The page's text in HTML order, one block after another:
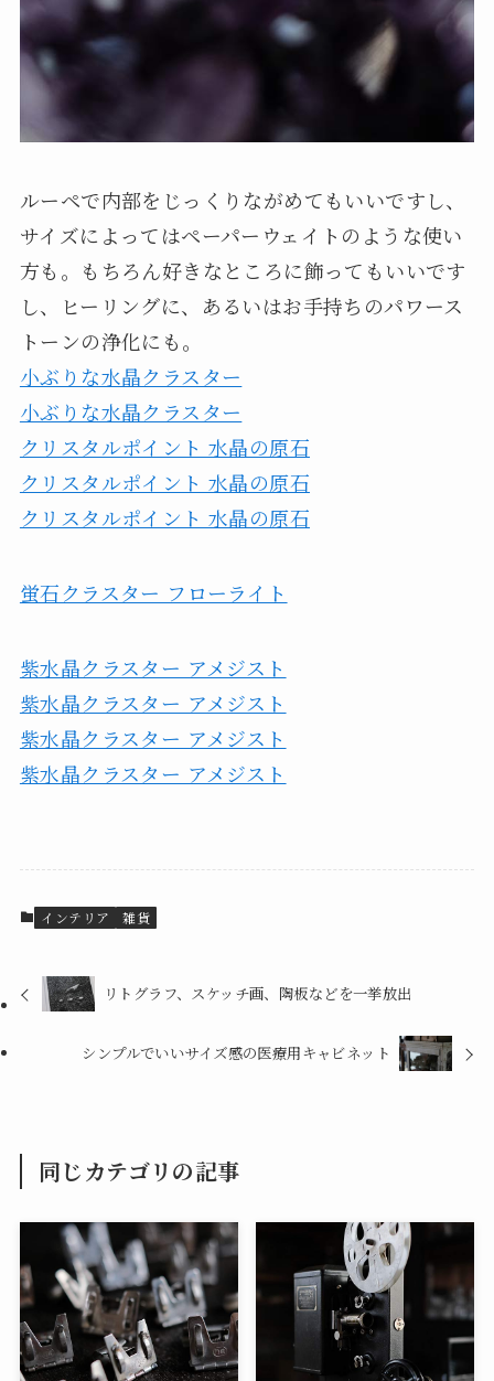
ルーペで内部をじっくりながめてもいいですし、
サイズによってはペーパーウェイトのような使い
方も。もちろん好きなところに飾ってもいいです
し、ヒーリングに、あるいはお手持ちのパワース
トーンの浄化にも。
小ぶりな水晶クラスター
小ぶりな水晶クラスター
クリスタルポイント 水晶の原石
クリスタルポイント 水晶の原石
クリスタルポイント 水晶の原石
蛍石クラスター フローライト
紫水晶クラスター アメジスト
紫水晶クラスター アメジスト
紫水晶クラスター アメジスト
紫水晶クラスター アメジスト
インテリア 雑貨
リトグラフ、スケッチ画、陶板などを一挙放出
シンプルでいいサイズ感の医療用キャビネット
同じカテゴリの記事